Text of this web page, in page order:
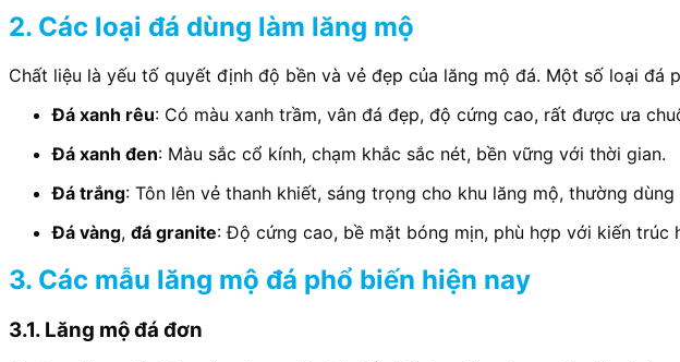
2. Các loại đá dùng làm lăng mộ
Chất liệu là yếu tố quyết định độ bền và vẻ đẹp của lăng mộ đá. Một số loại đá
Đá xanh rêu: Có màu xanh trầm, vân đá đẹp, độ cứng cao, rất được ưa
Đá xanh đen: Màu sắc cổ kính, chạm khắc sắc nét, bền vững với thời gian.
Đá trắng: Tôn lên vẻ thanh khiết, sáng trọng cho khu lăng mộ, thường
Đá vàng, đá granite: Độ cứng cao, bề mặt bóng mịn, phù hợp với kiến trúc
3. Các mẫu lăng mộ đá phổ biến hiện nay
3.1. Lăng mộ đá đơn